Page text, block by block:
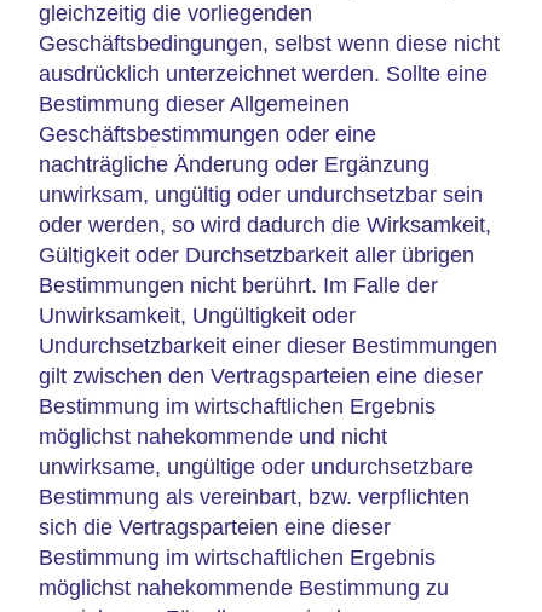
gleichzeitig die vorliegenden
Geschäftsbedingungen, selbst wenn diese nicht
ausdrücklich unterzeichnet werden. Sollte eine
Bestimmung dieser Allgemeinen
Geschäftsbestimmungen oder eine
nachträgliche Änderung oder Ergänzung
unwirksam, ungültig oder undurchsetzbar sein
oder werden, so wird dadurch die Wirksamkeit,
Gültigkeit oder Durchsetzbarkeit aller übrigen
Bestimmungen nicht berührt. Im Falle der
Unwirksamkeit, Ungültigkeit oder
Undurchsetzbarkeit einer dieser Bestimmungen
gilt zwischen den Vertragsparteien eine dieser
Bestimmung im wirtschaftlichen Ergebnis
möglichst nahekommende und nicht
unwirksame, ungültige oder undurchsetzbare
Bestimmung als vereinbart, bzw. verpflichten
sich die Vertragsparteien eine dieser
Bestimmung im wirtschaftlichen Ergebnis
möglichst nahekommende Bestimmung zu